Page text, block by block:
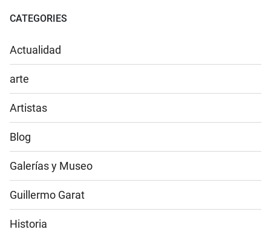
CATEGORIES
Actualidad
arte
Artistas
Blog
Galerías y Museo
Guillermo Garat
Historia